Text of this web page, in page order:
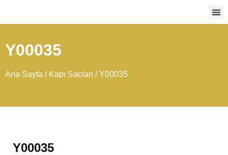
Y00035
Ana Sayfa / Kapı Sacları / Y00035
Y00035